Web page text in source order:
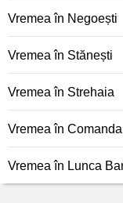
Vremea în Negoești
Vremea în Stănești
Vremea în Strehaia
Vremea în Comanda
Vremea în Lunca